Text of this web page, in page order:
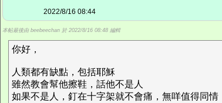
2022/8/16 08:44
本帖最後由 beebeechan 於 2022/8/16 08:48 編輯
你好，
人類都有缺點，包括耶穌
雖然教會幫他擦鞋，話他不是人
如果不是人，釘在十字架就不會痛，無咩值得同情